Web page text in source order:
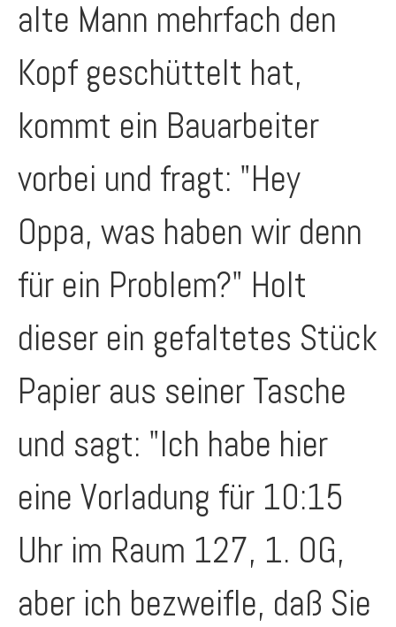
alte Mann mehrfach den
Kopf geschüttelt hat,
kommt ein Bauarbeiter
vorbei und fragt: "Hey
Oppa, was haben wir denn
für ein Problem?" Holt
dieser ein gefaltetes Stück
Papier aus seiner Tasche
und sagt: "Ich habe hier
eine Vorladung für 10:15
Uhr im Raum 127, 1. OG,
aber ich bezweifle, daß Sie